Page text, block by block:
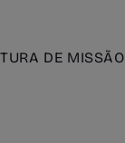
DE MISSÃO